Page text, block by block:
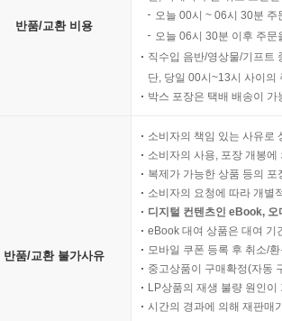
반품/교환 비용
오늘 00시 ~ 06시 30분
오늘 06시 30분 이후 주
직수입 음반/영상물/기프트
단, 당일 00시~13시 사이의
박스 포장은 택배 배송이
반품/교환 불가사유
소비자의 책임 있는 사유로
소비자의 사용, 포장 개봉
복제가 가능한 상품 등의
소비자의 요청에 따라 개별
디지털 컨텐츠인 eBook,
eBook 대여 상품은 대여 기
모바일 쿠폰 등록 후 취소/
중고상품이 구매확정(자동
LP상품의 재생 불량 원인
시간의 경과에 의해 재판매